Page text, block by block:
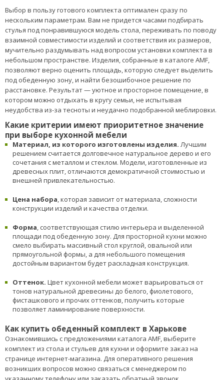
Выбор в пользу готового комплекта оптимален сразу по
нескольким параметрам. Вам не придется часами подбирать
стулья под понравившуюся модель стола, переживать по поводу
взаимной совместимости изделий и соответствия их размеров,
мучительно раздумывать над вопросом установки комплекта в
небольшом пространстве. Изделия, собранные в каталоге AMF,
позволяют верно оценить площадь, которую следует выделить
под обеденную зону, и найти безошибочное решение по
расстановке. Результат — уютное и просторное помещение, в
котором можно отдыхать в кругу семьи, не испытывая
неудобства из-за тесноты и неудачно подобранной меблировки.
Какие критерии имеют приоритетное значение
при выборе кухонной мебели
Материал, из которого изготовлены изделия. Лучшим
решением считается долговечное натуральное дерево и его
сочетания с металлом и стеклом. Модели, изготовленные из
древесных плит, отличаются демократичной стоимостью и
внешней привлекательностью.
Цена набора , которая зависит от материала, сложности
конструкции изделий и качества отделки.
Форма , соответствующая стилю интерьера и выделенной
площади под обеденную зону. Для просторной кухни можно
смело выбирать массивный стол круглой, овальной или
прямоугольной формы, а для небольшого помещения
достойным вариантом будет раскладная конструкция.
Оттенок. Цвет кухонной мебели может варьироваться от
тонов натуральной древесины до белого, фиолетового,
фисташкового и прочих оттенков, получить которые
позволяет ламинирование поверхности.
Как купить обеденный комплект в Харькове
Ознакомившись с предложениями каталога AMF, выберите
комплект из стола и стульев для кухни и оформите заказ на
странице интернет-магазина. Для оперативного решения
возникших вопросов можно связаться с менеджером по